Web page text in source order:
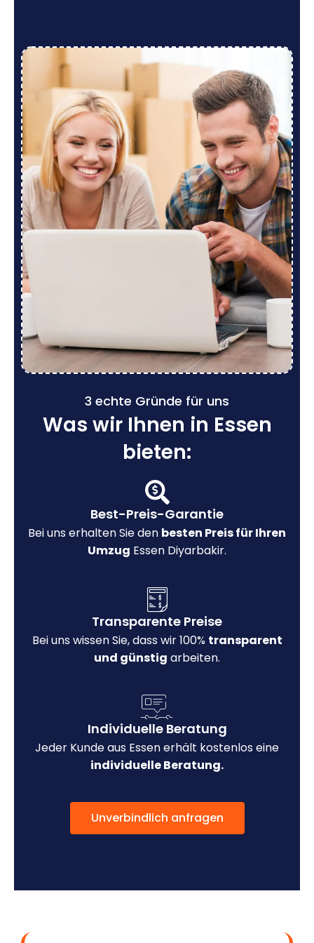
3 echte Gründe für uns
Was wir Ihnen in Essen
bieten:
Best-Preis-Garantie
Bei uns erhalten Sie den besten Preis für Ihren
Umzug Essen Diyarbakir.
Transparente Preise
Bei uns wissen Sie, dass wir 100% transparent
und günstig arbeiten.
Individuelle Beratung
Jeder Kunde aus Essen erhält kostenlos eine
individuelle Beratung.
Unverbindlich anfragen